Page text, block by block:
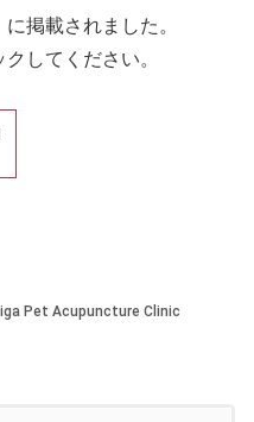
掲載されました。
してください。